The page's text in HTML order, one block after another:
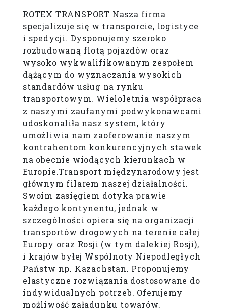
ROTEX TRANSPORT Nasza firma
specjalizuje się w transporcie, logistyce
i spedycji. Dysponujemy szeroko
rozbudowaną flotą pojazdów oraz
wysoko wykwalifikowanym zespołem
dążącym do wyznaczania wysokich
standardów usług na rynku
transportowym. Wieloletnia współpraca
z naszymi zaufanymi podwykonawcami
udoskonaliła nasz system, który
umożliwia nam zaoferowanie naszym
kontrahentom konkurencyjnych stawek
na obecnie wiodących kierunkach w
Europie.Transport międzynarodowy jest
głównym filarem naszej działalności.
Swoim zasięgiem dotyka prawie
każdego kontynentu, jednak w
szczególności opiera się na organizacji
transportów drogowych na terenie całej
Europy oraz Rosji (w tym dalekiej Rosji),
i krajów byłej Wspólnoty Niepodległych
Państw np. Kazachstan. Proponujemy
elastyczne rozwiązania dostosowane do
indywidualnych potrzeb. Oferujemy
możliwość załadunku towarów,